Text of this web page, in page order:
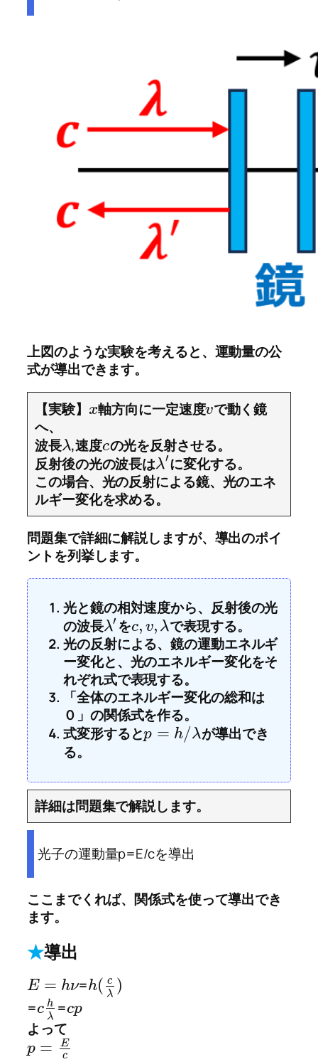
上図のような実験を考えると、運動量の公
式が導出できます。
【実験】 x軸方向に一定速度vで動く鏡
へ、
波長λ,速度cの光を反射させる。
反射後の光の波長はλ′に変化する。
この場合、光の反射による鏡、光のエネ
ルギー変化を求める。
問題集で詳細に解説しますが、導出のポイ
ントを列挙します。
光と鏡の相対速度から、反射後の光
の波長λ′ をc, v, λで表現する。
光の反射による、鏡の運動エネルギ
ー変化と、光のエネルギー変化をそ
れぞれ式で表現する。
「全体のエネルギー変化の総和は
０」の関係式を作る。
式変形するとp = h/λが導出でき
る。
詳細は問題集で解説します。
光子の運動量p=E/cを導出
ここまでくれば、関係式を使って導出でき
ます。
★導出
E = hν=h( c
λ )
=c h
λ =cp
よって
p =
E
c